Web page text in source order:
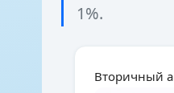
1%.
Вторичный